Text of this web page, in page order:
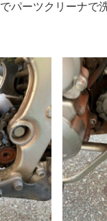
パーツクリーナで